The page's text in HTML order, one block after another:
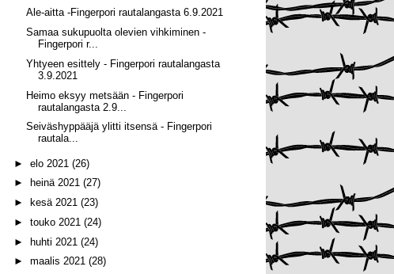
Ale-aitta -Fingerpori rautalangasta 6.9.2021
Samaa sukupuolta olevien vihkiminen -
Fingerpori r...
Yhtyeen esittely - Fingerpori rautalangasta
3.9.2021
Heimo eksyy metsään - Fingerpori
rautalangasta 2.9...
Seiväshyppääjä ylitti itsensä - Fingerpori
rautala...
► elo 2021 (26)
►
heinä 2021 (27)
►
kesä 2021 (23)
► touko 2021 (24)
► huhti 2021 (24)
► maalis 2021 (28)